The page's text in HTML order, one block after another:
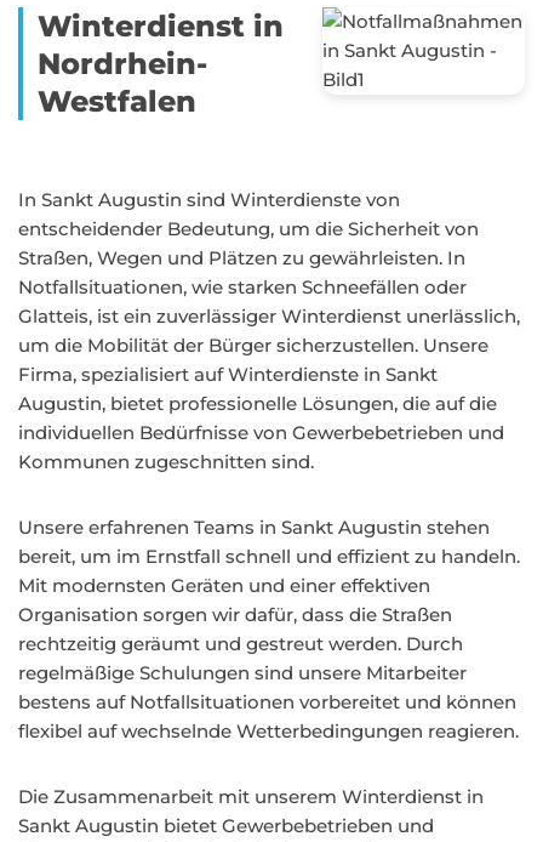
Winterdienst in
Nordrhein-
Westfalen
In Sankt Augustin sind Winterdienste von
entscheidender Bedeutung, um die Sicherheit von
Straßen, Wegen und Plätzen zu gewährleisten. In
Notfallsituationen, wie starken Schneefällen oder
Glatteis, ist ein zuverlässiger Winterdienst unerlässlich,
um die Mobilität der Bürger sicherzustellen. Unsere
Firma, spezialisiert auf Winterdienste in Sankt
Augustin, bietet professionelle Lösungen, die auf die
individuellen Bedürfnisse von Gewerbebetrieben und
Kommunen zugeschnitten sind.
Unsere erfahrenen Teams in Sankt Augustin stehen
bereit, um im Ernstfall schnell und effizient zu handeln.
Mit modernsten Geräten und einer effektiven
Organisation sorgen wir dafür, dass die Straßen
rechtzeitig geräumt und gestreut werden. Durch
regelmäßige Schulungen sind unsere Mitarbeiter
bestens auf Notfallsituationen vorbereitet und können
flexibel auf wechselnde Wetterbedingungen reagieren.
Die Zusammenarbeit mit unserem Winterdienst in
Sankt Augustin bietet Gewerbebetrieben und